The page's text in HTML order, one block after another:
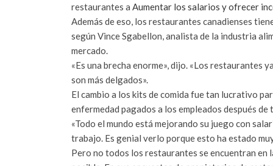
restaurantes a Aumentar los salarios y ofrecer
Además de eso, los restaurantes canadienses
según Vince Sgabellon, analista de la industria
mercado.
«Es una brecha enorme», dijo. «Los restaurantes
son más delgados».
El cambio a los kits de comida fue tan lucrativo
enfermedad pagados a los empleados después de
«Todo el mundo está mejorando su juego con
trabajo. Es genial verlo porque esto ha estado
Pero no todos los restaurantes se encuentran en